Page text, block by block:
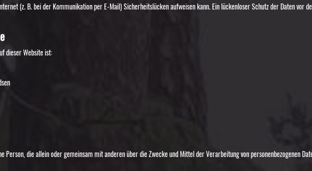
(z. B. bei der Kommunikation per E-Mail) Sicherheitslücken aufweisen kann. Ein lückenloser Schutz der Daten vor
dieser Website ist:
die allein oder gemeinsam mit anderen über die Zwecke und Mittel der Verarbeitung von personenbezogenen